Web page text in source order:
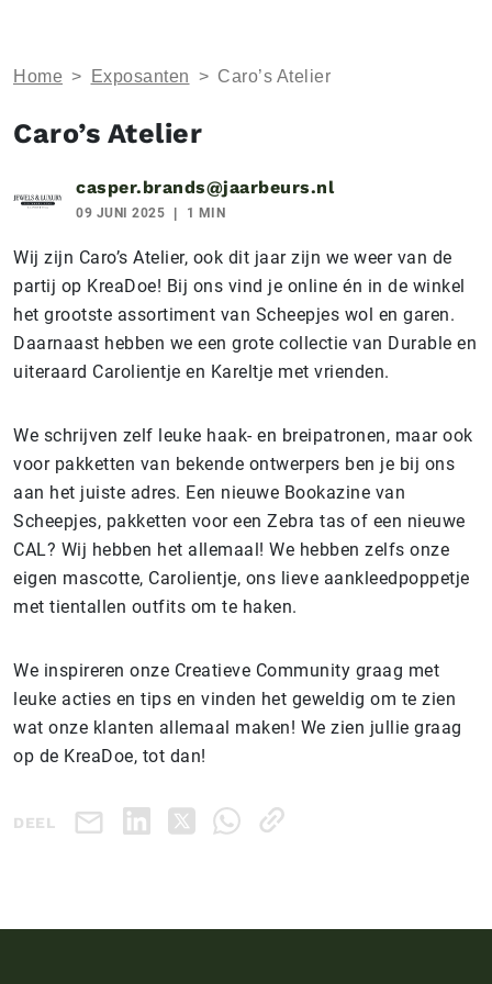
Home > Exposanten > Caro’s Atelier
Caro’s Atelier
casper.brands@jaarbeurs.nl
09 JUNI 2025 1 MIN
Wij zijn Caro’s Atelier, ook dit jaar zijn we weer van de
partij op KreaDoe! Bij ons vind je online én in de winkel
het grootste assortiment van Scheepjes wol en garen.
Daarnaast hebben we een grote collectie van Durable en
uiteraard Carolientje en Kareltje met vrienden.
We schrijven zelf leuke haak- en breipatronen, maar ook
voor pakketten van bekende ontwerpers ben je bij ons
aan het juiste adres. Een nieuwe Bookazine van
Scheepjes, pakketten voor een Zebra tas of een nieuwe
CAL? Wij hebben het allemaal! We hebben zelfs onze
eigen mascotte, Carolientje, ons lieve aankleedpoppetje
met tientallen outfits om te haken.
We inspireren onze Creatieve Community graag met
leuke acties en tips en vinden het geweldig om te zien
wat onze klanten allemaal maken! We zien jullie graag
op de KreaDoe, tot dan!
DEEL